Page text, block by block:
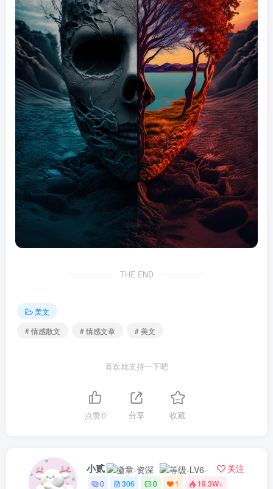
THE END
美文
# 情感散文
# 情感文章 # 美文
喜欢就支持一下吧
点赞0 分享 收藏
小贰 关注
0 306 0 1 19.3W+